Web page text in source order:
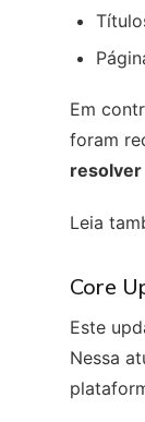
Em
foram
resolver
Leia
Core
Este
Nessa